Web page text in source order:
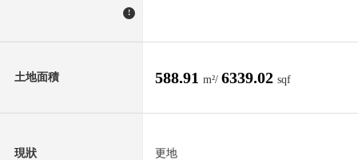
!
土地面積 588.91 m²/ 6339.02 sqf
現狀 更地